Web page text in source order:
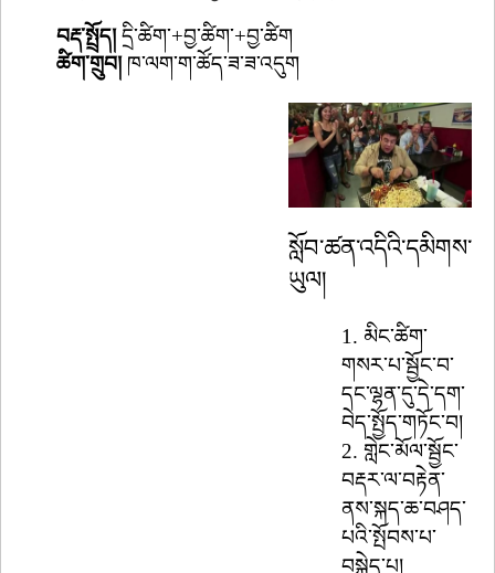
བརྡ་སྤྲོད།དྲི་ཚིག་+བྱ་ཚིག་+བྱ་ཚིག
ཚིག་གྲུབ། ཁ་ལག་ག་ཚོད་ཟ་ཟ་འདུག
སློབ་ཚན་འདིའི་དམིགས་
ཡུལ།
1. མིང་ཚིག་
གསར་པ་སྦྱོང་བ་
དང་ལྷན་དུ་དེ་དག་
བེད་སྤྱོད་གཏོང་བ།
2. གླེང་མོལ་སྦྱོང་
བརྡར་ལ་བརྟེན་
ནས་སྐད་ཆ་བཤད་
པའི་སྤོབས་པ་
བསྐྱེད་པ།